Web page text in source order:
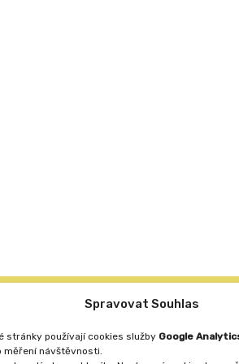
Spravovat Souhlas
stránky používají cookies služby Google
měření návštěvnosti.
Vytvořila